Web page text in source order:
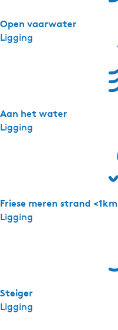
Ligging
Open vaarwater
Ligging
Aan het water
Ligging
Friese meren strand <1km
Ligging
Steiger